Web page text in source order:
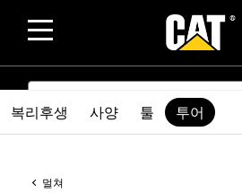
SEARCH
멀쳐
복리후생 사양 툴 투어